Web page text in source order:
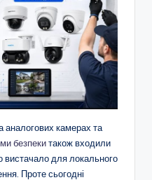
аналогових камерах та
безпекитакож входили
вистачало для локального
Проте сьогодні